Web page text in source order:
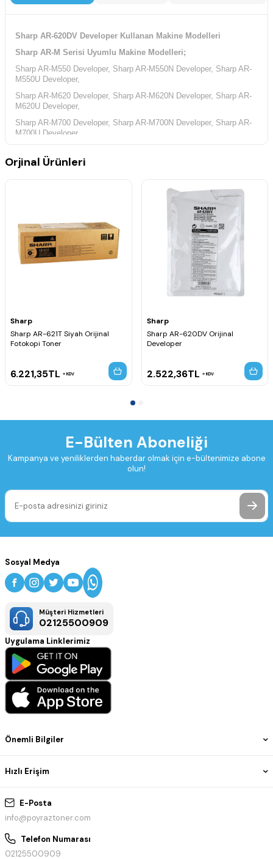
Sharp AR-620DV Developer Kullanan Makine Modelleri
Sharp AR-M Serisi Uyumlu Makine Modelleri;
Sharp AR-M550 Developer, Sharp AR-M550N Developer, Sharp AR-
M550U Developer,
Sharp AR-M620 Developer, Sharp AR-M620N Developer, Sharp AR-
M620U Developer,
Sharp AR-M700 Developer, Sharp AR-M700N Developer, Sharp AR-
M700U Developer,
Sharp MX-M550 Developer, Sharp MX-M550U Developer, Sharp MX-
Sharp MX-M620U Developer, Sharp MX-M700 Developer,
Orjinal Ürünleri
Sharp
Sharp AR-621T Siyah Orijinal
Fotokopi Toner
6.221,35TL KDV
Sharp
Sharp AR-620DV Orijinal
Developer
2.522,36TL KDV
E-Bülten Aboneliği
Kampanya ve yeniliklerden haberdar olmak için e-bültenimize abone
olun!
E-Posta
info@poyraztoner.com
Telefon Numarası
02125500909
Önemli Bilgiler
Hızlı Erişim
Sosyal Medya
Müşteri Hizmetleri
02125500909
Uygulama Linklerimiz